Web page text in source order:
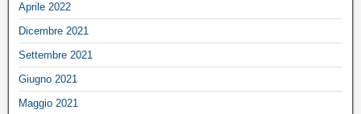
Aprile 2022
Dicembre 2021
Settembre 2021
Giugno 2021
Maggio 2021